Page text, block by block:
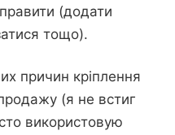
(додати
тощо).
причин кріплення
(я не встиг
використовую